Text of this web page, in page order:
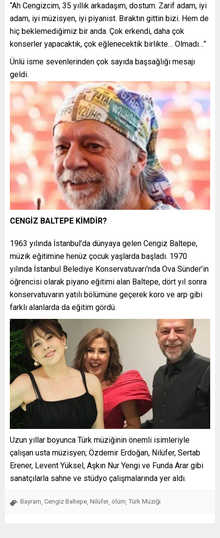
“Ah Cengizcim, 35 yıllık arkadaşım, dostum. Zarif adam, iyi
adam, iyi müzisyen, iyi piyanist. Bıraktın gittin bizi. Hem de
hiç beklemediğimiz bir anda. Çok erkendi, daha çok
konserler yapacaktık, çok eğlenecektik birlikte… Olmadı…”
Ünlü isme sevenlerinden çok sayıda başsağlığı mesajı
geldi.
CENGİZ BALTEPE KİMDİR?
1963 yılında İstanbul’da dünyaya gelen Cengiz Baltepe,
müzik eğitimine henüz çocuk yaşlarda başladı. 1970
yılında İstanbul Belediye Konservatuvarı’nda Ova Sünder’in
öğrencisi olarak piyano eğitimi alan Baltepe, dört yıl sonra
konservatuvarın yatılı bölümüne geçerek koro ve arp gibi
farklı alanlarda da eğitim gördü.
Uzun yıllar boyunca Türk müziğinin önemli isimleriyle
çalışan usta müzisyen; Özdemir Erdoğan, Nilüfer, Sertab
Erener, Levent Yüksel, Aşkın Nur Yengi ve Funda Arar gibi
sanatçılarla sahne ve stüdyo çalışmalarında yer aldı.
Bayram Cengiz Baltepe Nilüfer ölüm Türk Müziği